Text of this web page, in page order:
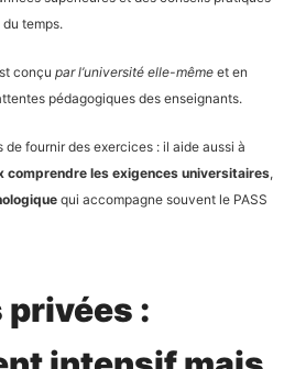
du temps.
conçu par l’université elle-même et en
pédagogiques des enseignants.
fournir des exercices : il aide aussi à
comprendre les exigences universitaires,
qui accompagne souvent le PASS
privées :